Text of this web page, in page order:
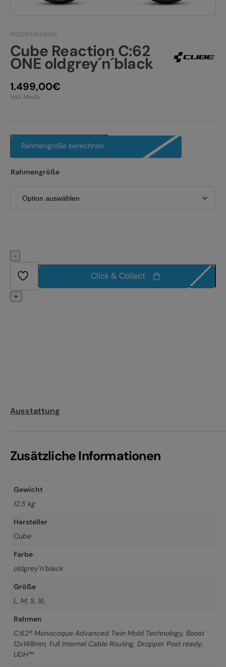
E-BIKE HARDTAIL
E-BIKE TOUR
Alle entdecken
KONTAKT
PRODUKTRÜCKRUFE
MOUNTAINBIKE
Cube Reaction C:62
ONE oldgrey´n´black
1.499,00€
inkl. MwSt.
Rahmengröße berechnen
Rahmengröße
-
+
Click & Collect
Ausstattung
Zusätzliche Informationen
Gewicht
12,5 kg
Hersteller
Cube
Farbe
oldgrey´n´black
Größe
L
M S XL
Rahmen
C:62® Monocoque Advanced Twin Mold Technology, Boost
12x148mm, Full Internal Cable Routing, Dropper Post ready,
UDH™